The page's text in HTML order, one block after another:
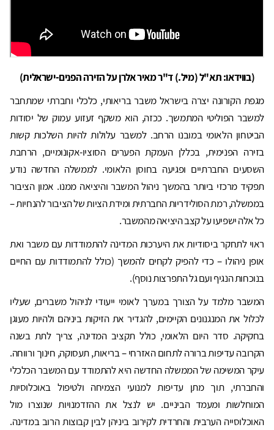
(בווידאו: תא"ל (מיל.) ד"ר מאיר אלרן על הזירה הפנים-ישראלית)
מגפת הקורונה יצרה בישראל משבר בריאותי, כלכלי וחברתי שמתחבר
למשבר הפוליטי המתמשך. ככזה, הוא משקף זעזוע עמוק של יסודות
הביטחון הלאומי במובנו הרחב. למשבר עלולות להיות השלכות קשות
בזירה הפנימית, בכללן העמקת הפערים הסוציו-אקונומיים, הרחבת
השסעים החברתיים ופגיעה בחוסן הלאומי. לממשלה החדשה נודע
תפקיד מרכזי ביותר בהמשך ניהול המשבר והיציאה ממנו. אמון הציבור
בממשלה, רמת הסולידריות החברתית ומידת הציות של הציבור להנחיות –
כל אלה ישפיעו על קצב היציאה מהמשבר.
ראוי לתחקר ביסודיות את היערכות המדינה להתמודדות עם משבר ואת
אופן ניהולו – כדי להפיק לקחים להמשך (כולל להתמודדות עם החיים
בנוכחות הנגיף ועם גל התפרצות נוסף).
המשבר מלמד על הצורך במערך לאומי ייעודי לניהול משברים, שעליו
לכלול את המנגנונים הקיימים, להגדיר את הזיקות ביניהם ולהיות מעוגן
בחקיקה. סדר היום הלאומי, כולל תקציב המדינה, צריך לתת בשנה
הקרובה עדיפות ברורה לתחום האזרחי – בריאות, תעסוקה, חינוך ורווחה.
עיקר המשימה של הממשלה החדשה היא להתמודד עם המשבר הכלכלי
והחברתי, תוך מתן עדיפות למנועי הצמיחה ולטיפול באוכלוסיות
המוחלשות ומעמד הביניים. יש לנצל את ההזדמנויות שנוצרו מול
האוכלוסייה הערבית והחרדית לקירוב ביניהן לבין קבוצות הרוב במדינה.